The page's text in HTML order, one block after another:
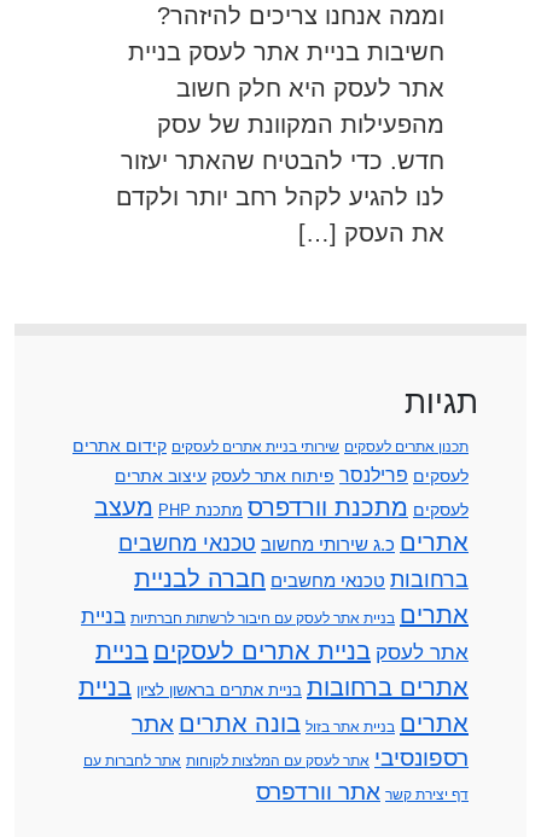
וממה אנחנו צריכים להיזהר?
חשיבות בניית אתר לעסק בניית
אתר לעסק היא חלק חשוב
מהפעילות המקוונת של עסק
חדש. כדי להבטיח שהאתר יעזור
לנו להגיע לקהל רחב יותר ולקדם
את העסק […]
תגיות
תכנון אתרים לעסקים שירותי בניית אתרים לעסקים קידום אתרים
לעסקים פרילנסר פיתוח אתר לעסק עיצוב אתרים
לעסקים מתכנת וורדפרס מתכנת PHP
מעצב
אתרים כ.ג שירותי מחשוב טכנאי מחשבים
ברחובות טכנאי מחשבים חברה לבניית
אתרים בניית אתר לעסק עם חיבור לרשתות חברתיות בניית
אתר לעסק בניית אתרים לעסקים בניית
אתרים ברחובות בניית אתרים בראשון לציון בניית
אתרים בניית אתר בזול בונה אתרים אתר
רספונסיבי אתר לעסק עם המלצות לקוחות אתר לחברות עם
דף יצירת קשר אתר וורדפרס